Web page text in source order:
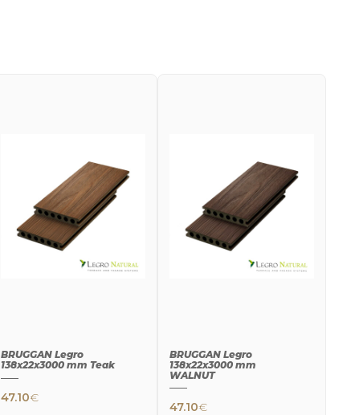
BRUGGAN Legro
138x22x3000 mm Teak
47.10€
BRUGGAN Legro
138x22x3000 mm
WALNUT
47.10€